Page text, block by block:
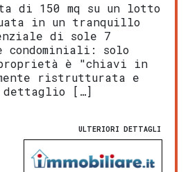
di 150 mq su un lotto
in un tranquillo
di sole 7
condominiali: solo
proprietà è "chiavi in
ristrutturata e
dettaglio […]
ULTERIORI DETTAGLI